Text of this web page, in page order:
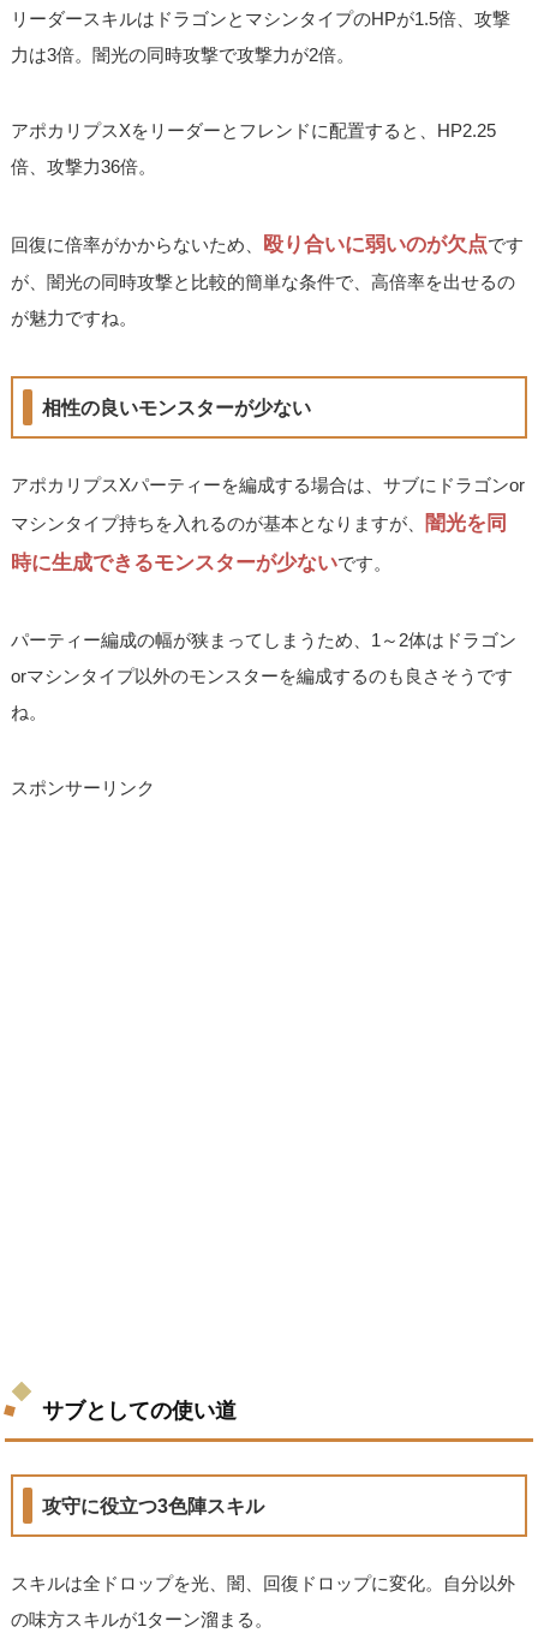
リーダースキルはドラゴンとマシンタイプのHPが1.5倍、攻撃
力は3倍。闇光の同時攻撃で攻撃力が2倍。
アポカリプスXをリーダーとフレンドに配置すると、HP2.25
倍、攻撃力36倍。
回復に倍率がかからないため、 殴り合いに弱いのが欠点です
が、闇光の同時攻撃と比較的簡単な条件で、高倍率を出せるの
が魅力ですね。
相性の良いモンスターが少ない
アポカリプスXパーティーを編成する場合は、サブにドラゴンor
マシンタイプ持ちを入れるのが基本となりますが、 闇光を同
時に生成できるモンスターが少ないです。
パーティー編成の幅が狭まってしまうため、1～2体はドラゴン
orマシンタイプ以外のモンスターを編成するのも良さそうです
ね。
スポンサーリンク
サブとしての使い道
攻守に役立つ3色陣スキル
スキルは全ドロップを光、闇、回復ドロップに変化。自分以外
の味方スキルが1ターン溜まる。